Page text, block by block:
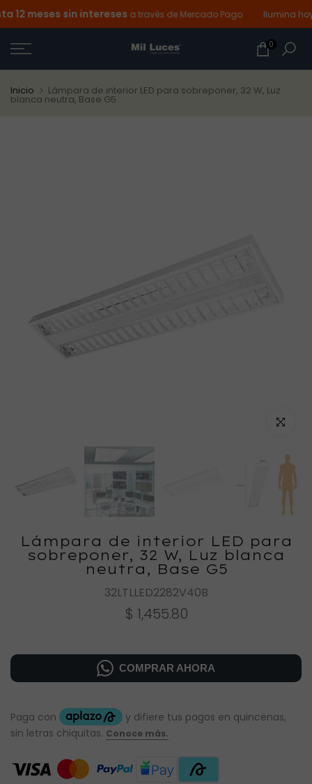
Ir
al
contenido
12 meses sin interesesa través de Mercado Pago Ilumina hoy
0
Inicio Lámpara de interior LED para sobreponer, 32 W, Luz
blanca neutra, Base G5
Haz
Lámpara de interior LED para
sobreponer, 32 W, Luz blanca
neutra, Base G5
32LTLLED2282V40B
$ 1,455.80
COMPRAR AHORA